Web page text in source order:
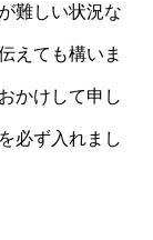
難しい状況な
えても構いま
かけして申し
必ず入れまし